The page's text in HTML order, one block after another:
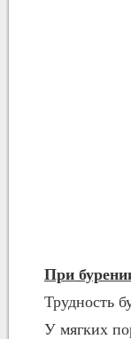
При
Трудность
У мягких